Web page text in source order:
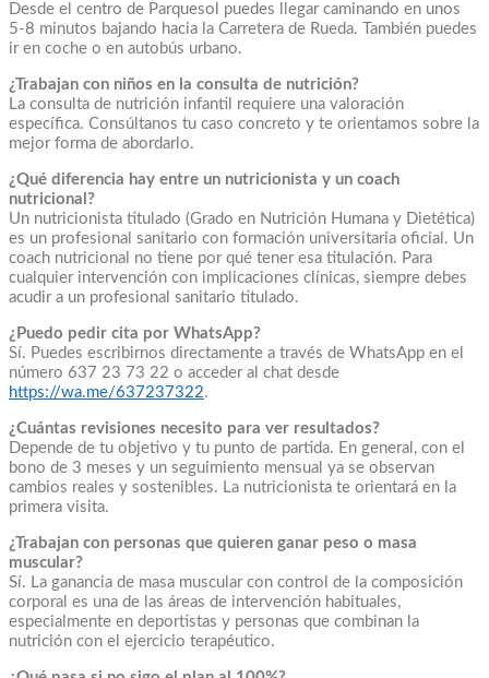
Desde el centro de Parquesol puedes llegar caminando en unos
5-8 minutos bajando hacia la Carretera de Rueda. También puedes
ir en coche o en autobús urbano.
¿Trabajan con niños en la consulta de nutrición?
La consulta de nutrición infantil requiere una valoración
específica. Consúltanos tu caso concreto y te orientamos sobre la
mejor forma de abordarlo.
¿Qué diferencia hay entre un nutricionista y un coach
nutricional?
Un nutricionista titulado (Grado en Nutrición Humana y Dietética)
es un profesional sanitario con formación universitaria oficial. Un
coach nutricional no tiene por qué tener esa titulación. Para
cualquier intervención con implicaciones clínicas, siempre debes
acudir a un profesional sanitario titulado.
¿Puedo pedir cita por WhatsApp?
Sí. Puedes escribirnos directamente a través de WhatsApp en el
número 637 23 73 22 o acceder al chat desde
https://wa.me/637237322.
¿Cuántas revisiones necesito para ver resultados?
Depende de tu objetivo y tu punto de partida. En general, con el
bono de 3 meses y un seguimiento mensual ya se observan
cambios reales y sostenibles. La nutricionista te orientará en la
primera visita.
¿Trabajan con personas que quieren ganar peso o masa
muscular?
Sí. La ganancia de masa muscular con control de la composición
corporal es una de las áreas de intervención habituales,
especialmente en deportistas y personas que combinan la
nutrición con el ejercicio terapéutico.